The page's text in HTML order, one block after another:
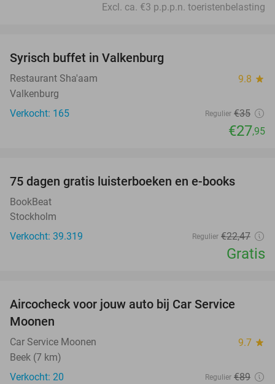
Excl. ca. €3 p.p.p.n. toeristenbelasting
Syrisch buffet in Valkenburg
Restaurant Sha'aam 9.8 star
Valkenburg
Verkocht: 165
Regulier €35
€27,95
75 dagen gratis luisterboeken en e-books
BookBeat
Stockholm
Verkocht: 39.319
Regulier €22,47
Gratis
Aircocheck voor jouw auto bij Car Service
Moonen
Car Service Moonen 9.7 star
Beek (7 km)
Verkocht: 20
Regulier €89